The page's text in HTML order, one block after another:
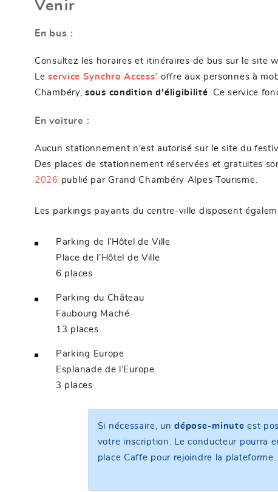
Venir
En bus :
Consultez les horaires et itinéraires de bus sur le site
Leservice Synchro Access’ offre aux personnes à
Chambéry, sous condition d'éligibilité . Ce service
En voiture :
Aucun stationnement n'est autorisé sur le site du
Des places de stationnement réservées et gratuites
2026 publié par Grand Chambéry Alpes Tourisme.
Les parkings payants du centre-ville disposent
Parking de l’Hôtel de Ville
Place de l’Hôtel de Ville
6 places
Parking du Château
Faubourg Maché
13 places
Parking Europe
Esplanade de l’Europe
3 places
Si nécessaire, undépose-minute est
votre inscription. Le conducteur pourra
place Caffe pour rejoindre la plateforme.